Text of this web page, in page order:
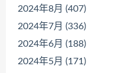
2024年8月 (407)
2024年7月 (336)
2024年6月 (188)
2024年5月 (171)